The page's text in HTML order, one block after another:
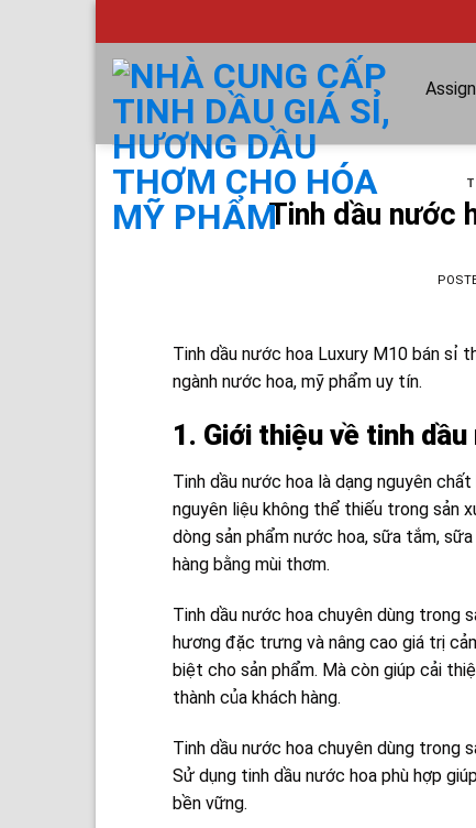
to
content
Tinh dầu nước
Tinh dầu nước hoa Luxury M10 bán sỉ
ngành nước hoa, mỹ phẩm uy tín.
1. Giới thiệu về tinh
Tinh dầu nước hoa là dạng nguyên
nguyên liệu không thể thiếu trong sản
dòng sản phẩm nước hoa, sữa tắm,
hàng bằng mùi thơm.
Tinh dầu nước hoa chuyên dùng trong
hương đặc trưng và nâng cao giá trị
biệt cho sản phẩm. Mà còn giúp cải
thành của khách hàng.
Tinh dầu nước hoa chuyên dùng trong
Sử dụng tinh dầu nước hoa phù hợp
bền vững.